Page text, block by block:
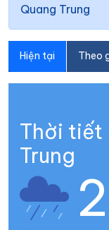
Quang Trung
Hiện tại Theo
Thời tiết
Trung